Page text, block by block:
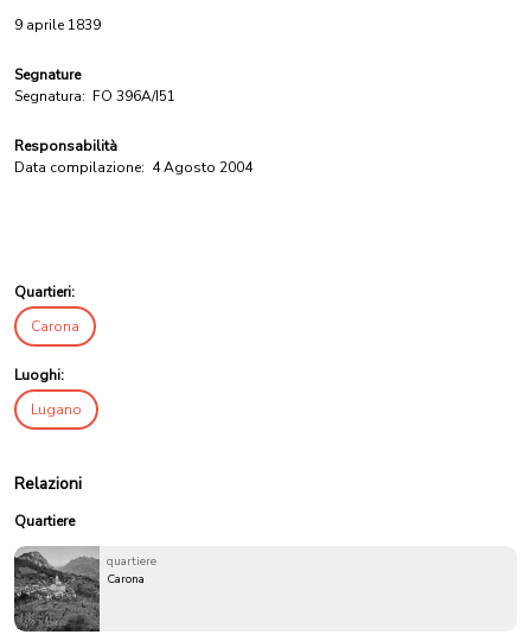
9 aprile 1839
Segnature
Segnatura: FO 396A/I51
Responsabilità
Data compilazione: 4 Agosto 2004
Quartieri:
Carona
Luoghi:
Lugano
Relazioni
Quartiere
quartiere
Carona